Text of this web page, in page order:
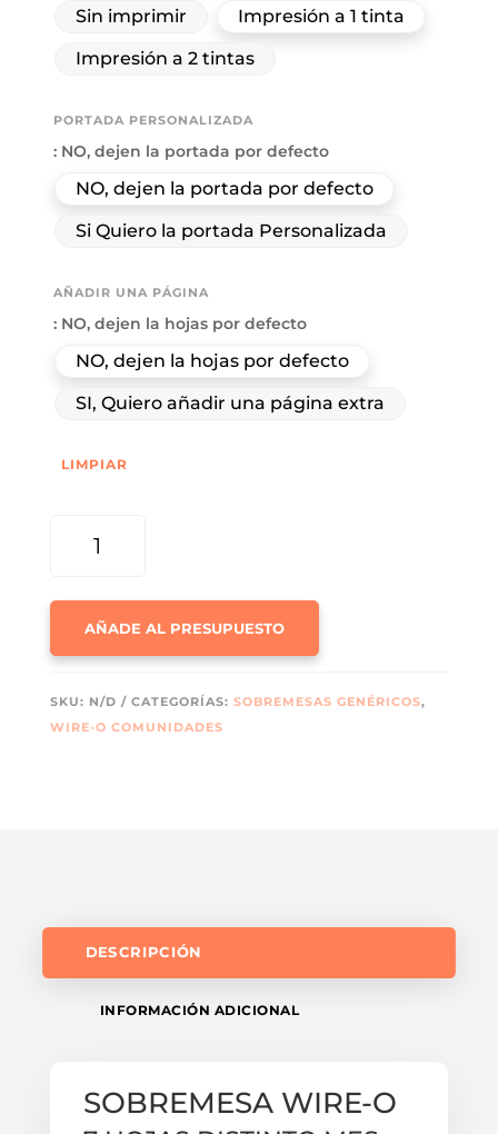
Sin imprimir
Impresión a 1 tinta
Impresión a 2 tintas
PORTADA PERSONALIZADA
: NO, dejen la portada por defecto
NO, dejen la portada por defecto
Si Quiero la portada Personalizada
AÑADIR UNA PÁGINA
: NO, dejen la hojas por defecto
NO, dejen la hojas por defecto
SI, Quiero añadir una página extra
LIMPIAR
FOTOGRAFÍAS
MADRID
AÑADE AL PRESUPUESTO
SKU: N/D CATEGORÍAS: SOBREMESAS GENÉRICOS,
WIRE-O COMUNIDADES
DESCRIPCIÓN
INFORMACIÓN ADICIONAL
SOBREMESA WIRE-O